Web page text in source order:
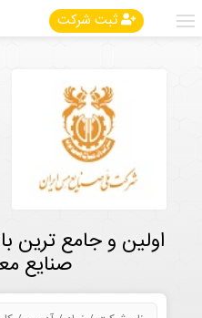
ثبت شرکت
اولین و جامع
صنایع